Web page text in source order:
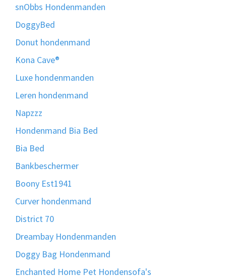
snObbs Hondenmanden
DoggyBed
Donut hondenmand
Kona Cave®
Luxe hondenmanden
Leren hondenmand
Napzzz
Hondenmand Bia Bed
Bia Bed
Bankbeschermer
Boony Est1941
Curver hondenmand
District 70
Dreambay Hondenmanden
Doggy Bag Hondenmand
Enchanted Home Pet Hondensofa's